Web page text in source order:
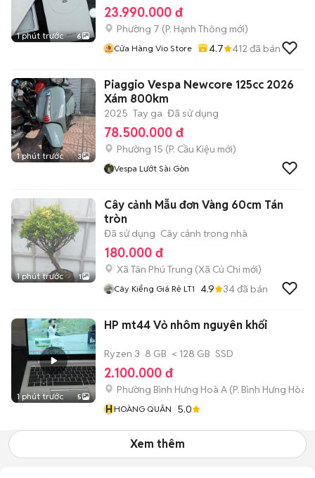
1 phút trước 6
23.990.000 đ
Phường 7 (P. Hạnh Thông mới)
Cửa Hàng Vio Store 4.7 412 đã bán
1 phút trước 3
Piaggio Vespa Newcore 125cc 2026
Xám 800km
2025 Tay ga Đã sử dụng
78.500.000 đ
Phường 15 (P. Cầu Kiệu mới)
Vespa Lướt Sài Gòn
1 phút trước 1
Cây cảnh Mẫu đơn Vàng 60cm Tán
tròn
Đã sử dụng Cây cảnh trong nhà
180.000 đ
Xã Tân Phú Trung (Xã Củ Chi mới)
Cây Kiểng Giá Rẻ LT1 4.9 34đã bán
1 phút trước 5
HP mt44 Vỏ nhôm nguyên khối
Ryzen 3 8 GB < 128 GB SSD
2.100.000 đ
Phường Bình Hưng Hoà A (P. Bình Hưng Hòa
HHOÀNG QUÂN 5.0
Xem thêm